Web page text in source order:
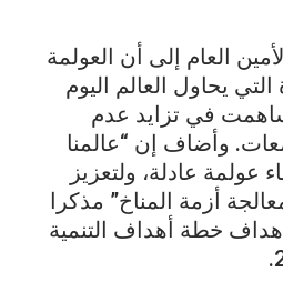
العام إلى أن العولمة
يحاول العالم اليوم
ساهمت في تزايد عدم
وأضاف إن “عالمنا
عولمة عادلة، ولتعزيز
أزمة المناخ” مذكرا
خطة أهداف التنمية